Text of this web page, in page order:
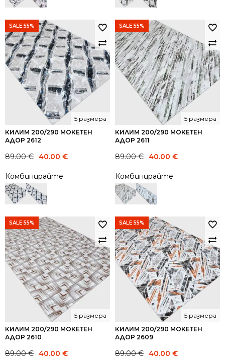
SALE 55%
КИЛИМ 200/290 МОКЕТЕН
АДОР 2612
5 размера
89.00€
Original
was:
89.00 €.
40.00 €
Current
is:
40.00 €.
Комбинирайте
SALE 55%
КИЛИМ 200/290 МОКЕТЕН
АДОР 2611
5 размера
89.00€
Original
was:
89.00 €.
40.00 €
Current
is:
40.00 €.
Комбинирайте
SALE 55%
КИЛИМ 200/290 МОКЕТЕН
АДОР 2610
5 размера
89.00€
Original40.00 €
Current
SALE 55%
КИЛИМ 200/290 МОКЕТЕН
АДОР 2609
5 размера
89.00€
Original40.00 €
Current